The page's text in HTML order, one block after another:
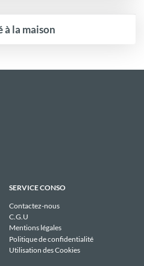
à la maison
SERVICE CONSO
Contactez-nous
C.G.U
Mentions légales
Politique de confidentialité
Utilisation des Cookies